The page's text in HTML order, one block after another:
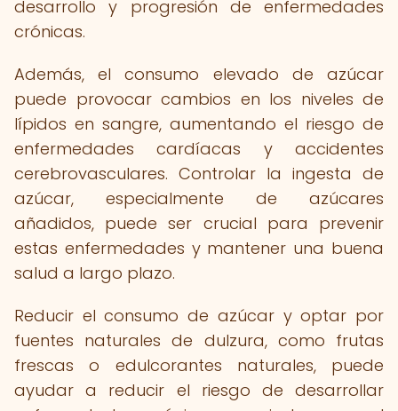
desarrollo y progresión de enfermedades
crónicas.
Además, el consumo elevado de azúcar
puede provocar cambios en los niveles de
lípidos en sangre, aumentando el riesgo de
enfermedades cardíacas y accidentes
cerebrovasculares. Controlar la ingesta de
azúcar, especialmente de azúcares
añadidos, puede ser crucial para prevenir
estas enfermedades y mantener una buena
salud a largo plazo.
Reducir el consumo de azúcar y optar por
fuentes naturales de dulzura, como frutas
frescas o edulcorantes naturales, puede
ayudar a reducir el riesgo de desarrollar